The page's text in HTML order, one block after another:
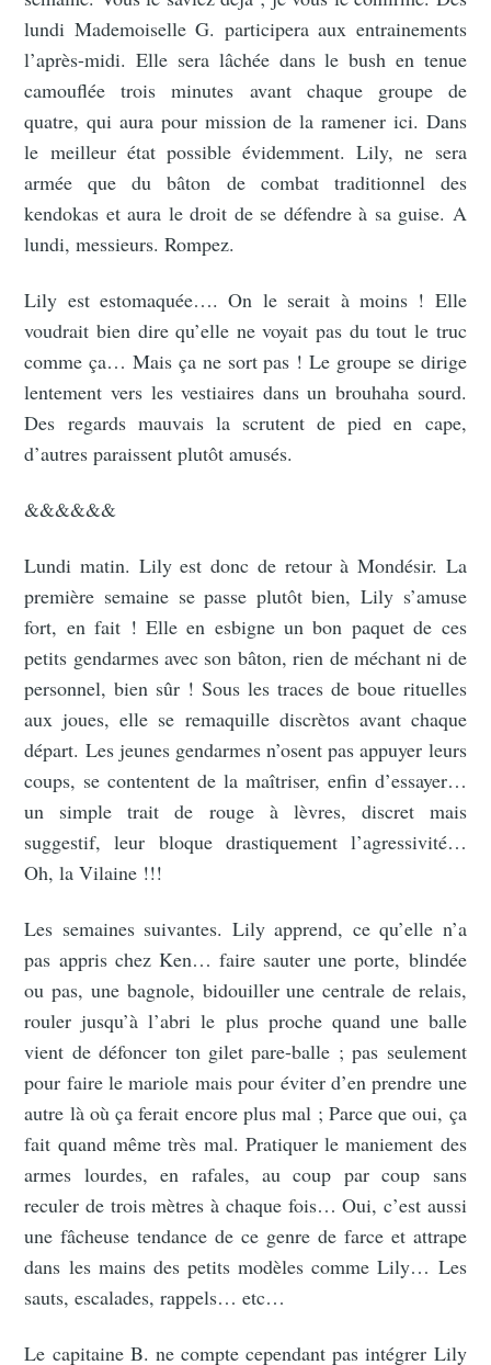
lundi Mademoiselle G. participera aux entrainements
l’après-midi. Elle sera lâchée dans le bush en tenue
camouflée trois minutes avant chaque groupe de
quatre, qui aura pour mission de la ramener ici. Dans
le meilleur état possible évidemment. Lily, ne sera
armée que du bâton de combat traditionnel des
kendokas et aura le droit de se défendre à sa guise. A
lundi, messieurs. Rompez.
Lily est estomaquée…. On le serait à moins ! Elle
voudrait bien dire qu’elle ne voyait pas du tout le truc
comme ça… Mais ça ne sort pas ! Le groupe se dirige
lentement vers les vestiaires dans un brouhaha sourd.
Des regards mauvais la scrutent de pied en cape,
d’autres paraissent plutôt amusés.
&&&&&&
Lundi matin. Lily est donc de retour à Mondésir. La
première semaine se passe plutôt bien, Lily s’amuse
fort, en fait ! Elle en esbigne un bon paquet de ces
petits gendarmes avec son bâton, rien de méchant ni de
personnel, bien sûr ! Sous les traces de boue rituelles
aux joues, elle se remaquille discrètos avant chaque
départ. Les jeunes gendarmes n’osent pas appuyer leurs
coups, se contentent de la maîtriser, enfin d’essayer…
un simple trait de rouge à lèvres, discret mais
suggestif, leur bloque drastiquement l’agressivité…
Oh, la Vilaine !!!
Les semaines suivantes. Lily apprend, ce qu’elle n’a
pas appris chez Ken… faire sauter une porte, blindée
ou pas, une bagnole, bidouiller une centrale de relais,
rouler jusqu’à l’abri le plus proche quand une balle
vient de défoncer ton gilet pare-balle ; pas seulement
pour faire le mariole mais pour éviter d’en prendre une
autre là où ça ferait encore plus mal ; Parce que oui, ça
fait quand même très mal. Pratiquer le maniement des
armes lourdes, en rafales, au coup par coup sans
reculer de trois mètres à chaque fois… Oui, c’est aussi
une fâcheuse tendance de ce genre de farce et attrape
dans les mains des petits modèles comme Lily… Les
sauts, escalades, rappels… etc…
Le capitaine B. ne compte cependant pas intégrer Lily